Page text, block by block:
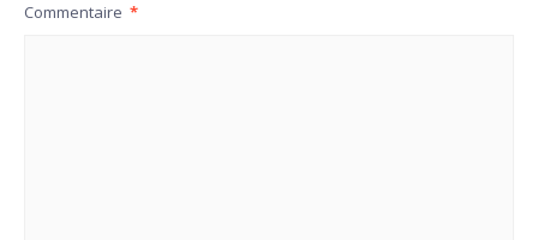
Commentaire *